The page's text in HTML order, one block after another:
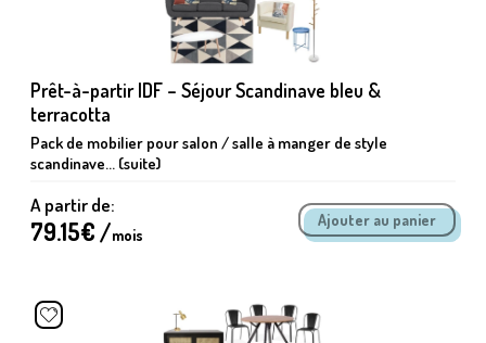
Prêt-à-partir IDF – Séjour Scandinave bleu &
terracotta
Pack de mobilier pour salon / salle à manger de style
scandinave... (suite)
A partir de:
79.15€ /mois